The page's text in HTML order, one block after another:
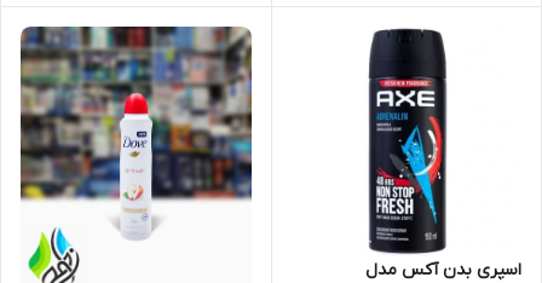
اسپری بدن آکس مدل